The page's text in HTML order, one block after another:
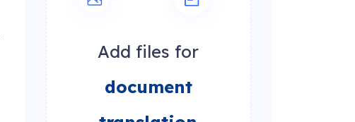
Add files for
document